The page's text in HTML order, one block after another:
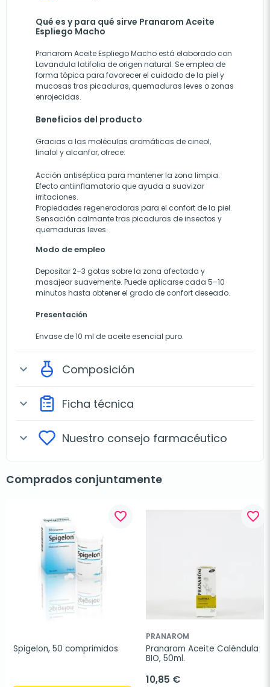
Qué es y para qué sirve Pranarom Aceite
Espliego Macho
Pranarom Aceite Espliego Macho está elaborado con
Lavandula latifolia de origen natural. Se emplea de
forma tópica para favorecer el cuidado de la piel y
mucosas tras picaduras, quemaduras leves o zonas
enrojecidas.
Beneficios del producto
Gracias a las moléculas aromáticas de cineol,
linalol y alcanfor, ofrece:
Acción antiséptica para mantener la zona limpia.
Efecto antiinflamatorio que ayuda a suavizar
irritaciones.
Propiedades regeneradoras para el confort de la piel.
Sensación calmante tras picaduras de insectos y
quemaduras leves.
Modo de empleo
Depositar 2–3 gotas sobre la zona afectada y
masajear suavemente. Puede aplicarse cada 5–10
minutos hasta obtener el grado de confort deseado.
Presentación
Envase de 10 ml de aceite esencial puro.
expand_more Composición
expand_more Ficha técnica
expand_more Nuestro consejo farmacéutico
Comprados conjuntamente
favorite_border
Spigelon, 50 comprimidos
favorite_border
PRANAROM
Pranarom Aceite Caléndula
BIO, 50ml.
10,85 €